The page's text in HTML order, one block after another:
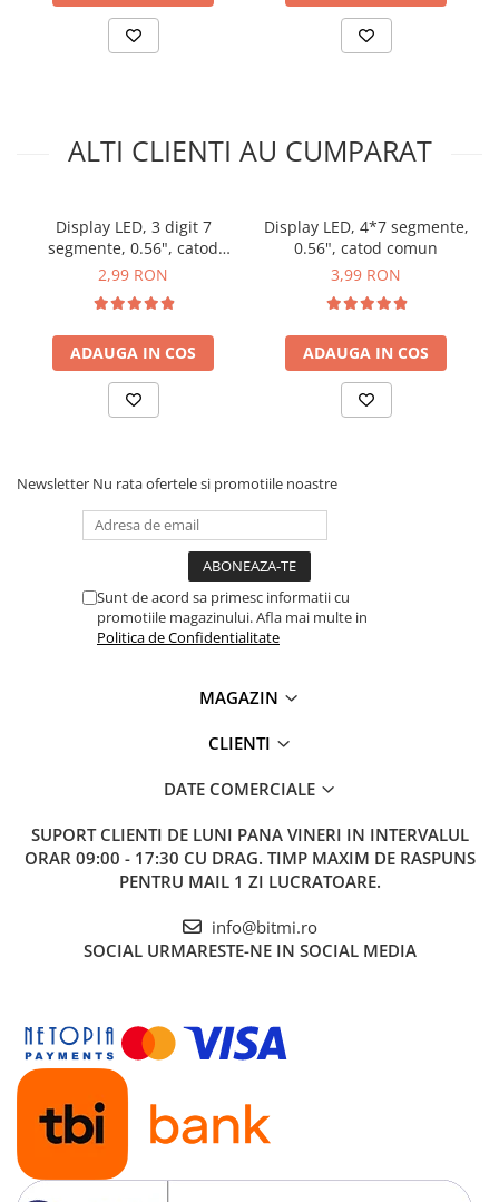
Ce contine cutia?
ALTI CLIENTI AU CUMPARAT
Display LED, 3 digit 7
segmente, 0.56", catod
comun
2,99 RON
ADAUGA IN COS
Display LED, 4*7 segmente,
0.56", catod comun
3,99 RON
ADAUGA IN COS
Newsletter Nu rata ofertele si promotiile noastre
Sunt de acord sa primesc informatii cu
promotiile magazinului. Afla mai multe in
Politica de Confidentialitate
MAGAZIN
CLIENTI
DATE COMERCIALE
SUPORT CLIENTI DE LUNI PANA VINERI IN INTERVALUL
ORAR 09:00 - 17:30 CU DRAG. TIMP MAXIM DE RASPUNS
PENTRU MAIL 1 ZI LUCRATOARE.
info@bitmi.ro
SOCIAL URMARESTE-NE IN SOCIAL MEDIA